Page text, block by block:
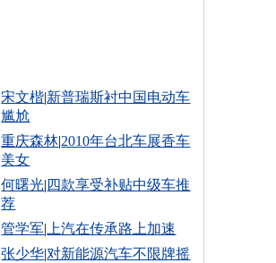
宋文楷|新普瑞斯衬中国电动车
尴尬
重庆森林|2010年台北车展香车
美女
何曙光| 四款享受补贴中级车推
荐
管学军| 上汽在传承路上加速
张少华|对新能源汽车不限牌摇